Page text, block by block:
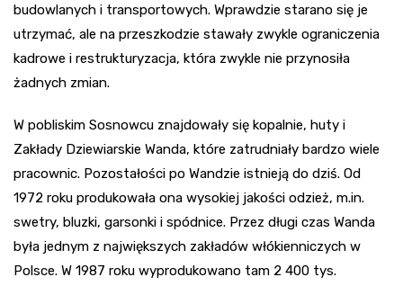
budowlanych i transportowych. Wprawdzie starano się je
utrzymać, ale na przeszkodzie stawały zwykle ograniczenia
kadrowe i restrukturyzacja, która zwykle nie przynosiła
żadnych zmian.
W pobliskim Sosnowcu znajdowały się kopalnie, huty i
Zakłady Dziewiarskie Wanda, które zatrudniały bardzo wiele
pracownic. Pozostałości po Wandzie istnieją do dziś. Od
1972 roku produkowała ona wysokiej jakości odzież, m.in.
swetry, bluzki, garsonki i spódnice. Przez długi czas Wanda
była jednym z największych zakładów włókienniczych w
Polsce. W 1987 roku wyprodukowano tam 2 400 tys.